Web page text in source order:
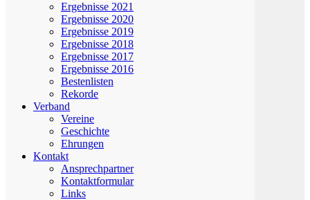
Ergebnisse 2021
Ergebnisse 2020
Ergebnisse 2019
Ergebnisse 2018
Ergebnisse 2017
Ergebnisse 2016
Bestenlisten
Rekorde
Verband
Vereine
Geschichte
Ehrungen
Kontakt
Ansprechpartner
Kontaktformular
Links